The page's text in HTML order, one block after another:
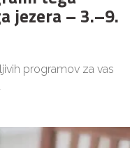
jezera – 3.–9.
programov za vas